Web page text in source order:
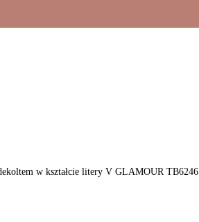
w kształcie litery V GLAMOUR TB6246